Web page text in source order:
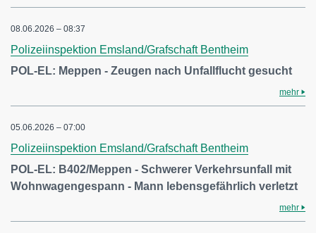
08.06.2026 – 08:37
Polizeiinspektion Emsland/Grafschaft Bentheim
POL-EL: Meppen - Zeugen nach Unfallflucht gesucht
mehr
05.06.2026 – 07:00
Polizeiinspektion Emsland/Grafschaft Bentheim
POL-EL: B402/Meppen - Schwerer Verkehrsunfall mit
Wohnwagengespann - Mann lebensgefährlich verletzt
mehr